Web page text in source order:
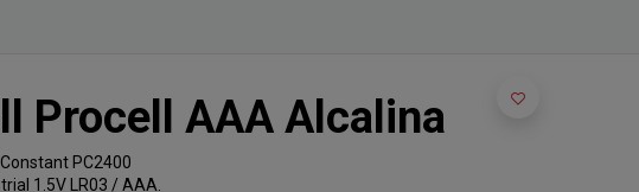
Procell AAA Alcalina
PC2400
1.5V LR03 / AAA.